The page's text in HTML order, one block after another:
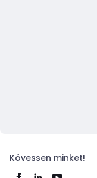
Kövessen minket!